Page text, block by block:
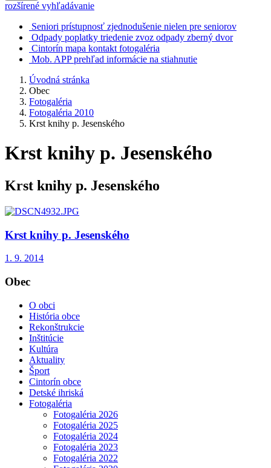
rozšírené vyhľadávanie
Seniori prístupnosť zjednodušenie nielen pre seniorov
Odpady poplatky triedenie zvoz odpady zberný dvor
Cintorín mapa kontakt fotogaléria
Mob. APP prehľad informácie na stiahnutie
Úvodná stránka
Obec
Fotogaléria
Fotogaléria 2010
Krst knihy p. Jesenského
Krst knihy p. Jesenského
Krst knihy p. Jesenského
Krst knihy p. Jesenského
1. 9. 2014
Obec
O obci
História obce
Rekonštrukcie
Inštitúcie
Kultúra
Aktuality
Šport
Cintorín obce
Detské ihriská
Fotogaléria
Fotogaléria 2026
Fotogaléria 2025
Fotogaléria 2024
Fotogaléria 2023
Fotogaléria 2022